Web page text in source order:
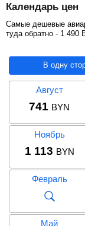
Календарь цен
Самые дешевые
туда обратно - 1 490
В одну
Август
741 BYN
Ноябрь
1 113 BYN
Февраль
Май